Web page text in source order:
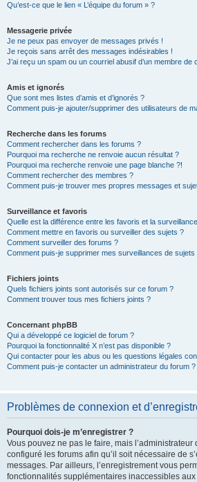
Qu’est-ce que le lien « L’équipe du forum » ?
Messagerie privée
Je ne peux pas envoyer de messages privés !
Je reçois sans arrêt des messages indésirables !
J’ai reçu un spam ou un courriel abusif d’un membre de
Amis et ignorés
Que sont mes listes d’amis et d’ignorés ?
Comment puis-je ajouter/supprimer des utilisateurs de
Recherche dans les forums
Comment rechercher dans les forums ?
Pourquoi ma recherche ne renvoie aucun résultat ?
Pourquoi ma recherche renvoie une page blanche ?!
Comment rechercher des membres ?
Comment puis-je trouver mes propres messages et
Surveillance et favoris
Quelle est la différence entre les favoris et la
Comment mettre en favoris ou surveiller des sujets ?
Comment surveiller des forums ?
Comment puis-je supprimer mes surveillances de sujets
Fichiers joints
Quels fichiers joints sont autorisés sur ce forum ?
Comment trouver tous mes fichiers joints ?
Concernant phpBB
Qui a développé ce logiciel de forum ?
Pourquoi la fonctionnalité X n’est pas disponible ?
Qui contacter pour les abus ou les questions légales
Comment puis-je contacter un administrateur du forum ?
Problèmes de connexion et
Pourquoi dois-je m’enregistrer ?
Vous pouvez ne pas le faire, mais l’administrateur
configuré les forums afin qu’il soit nécessaire de
messages. Par ailleurs, l’enregistrement vous
fonctionnalités supplémentaires inaccessibles